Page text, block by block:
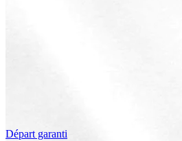
Départ garanti